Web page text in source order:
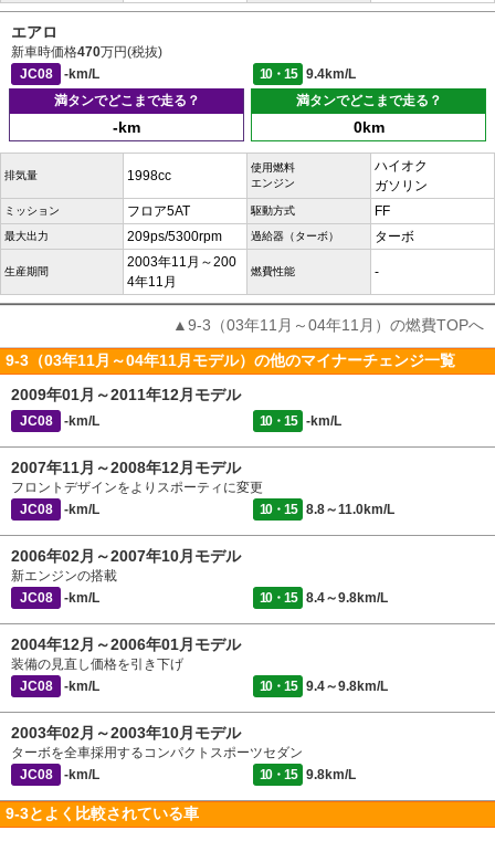
エアロ
新車時価格470万円(税抜)
JC08
-km/L 10・15
9.4km/L
満タンでどこまで走る？
-km
満タンでどこまで走る？
0km
排気量 1998cc
使用燃料
エンジン
ハイオク
ガソリン
ミッション フロア5AT 駆動方式 FF
最大出力 209ps/5300rpm 過給器（ターボ） ターボ
生産期間
2003年11月～200
4年11月
燃費性能 -
▲9-3（03年11月～04年11月）の燃費TOPへ
9-3（03年11月～04年11月モデル）の他のマイナーチェンジ一覧
2009年01月～2011年12月モデル
JC08 -km/L 10・15 -km/L
2007年11月～2008年12月モデル
フロントデザインをよりスポーティに変更
JC08
-km/L 10・15 8.8～11.0km/L
2006年02月～2007年10月モデル
新エンジンの搭載
JC08
-km/L 10・15 8.4～9.8km/L
2004年12月～2006年01月モデル
装備の見直し価格を引き下げ
JC08
-km/L 10・15 9.4～9.8km/L
2003年02月～2003年10月モデル
ターボを全車採用するコンパクトスポーツセダン
JC08
-km/L 10・15 9.8km/L
9-3とよく比較されている車